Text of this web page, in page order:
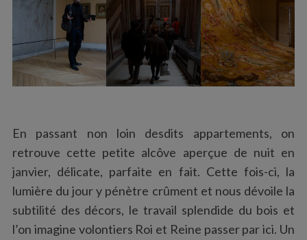
En passant non loin desdits appartements, on
retrouve cette petite alcôve aperçue de nuit en
janvier, délicate, parfaite en fait. Cette fois-ci, la
lumière du jour y pénètre crûment et nous dévoile la
subtilité des décors, le travail splendide du bois et
l’on imagine volontiers Roi et Reine passer par ici. Un